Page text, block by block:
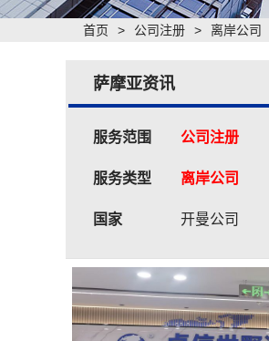
首页 > 公司注册 > 离岸公司
萨摩亚资讯
服务范围 公司注册
服务类型 离岸公司
国家 开曼公司